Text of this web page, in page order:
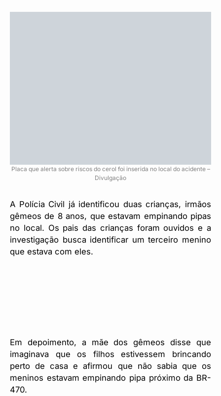
Placa que alerta sobre riscos do cerol foi inserida no local do acidente –
Divulgação
A Polícia Civil já identificou duas crianças, irmãos
gêmeos de 8 anos, que estavam empinando pipas
no local. Os pais das crianças foram ouvidos e a
investigação busca identificar um terceiro menino
que estava com eles.
Em depoimento, a mãe dos gêmeos disse que
imaginava que os filhos estivessem brincando
perto de casa e afirmou que não sabia que os
meninos estavam empinando pipa próximo da BR-
470.